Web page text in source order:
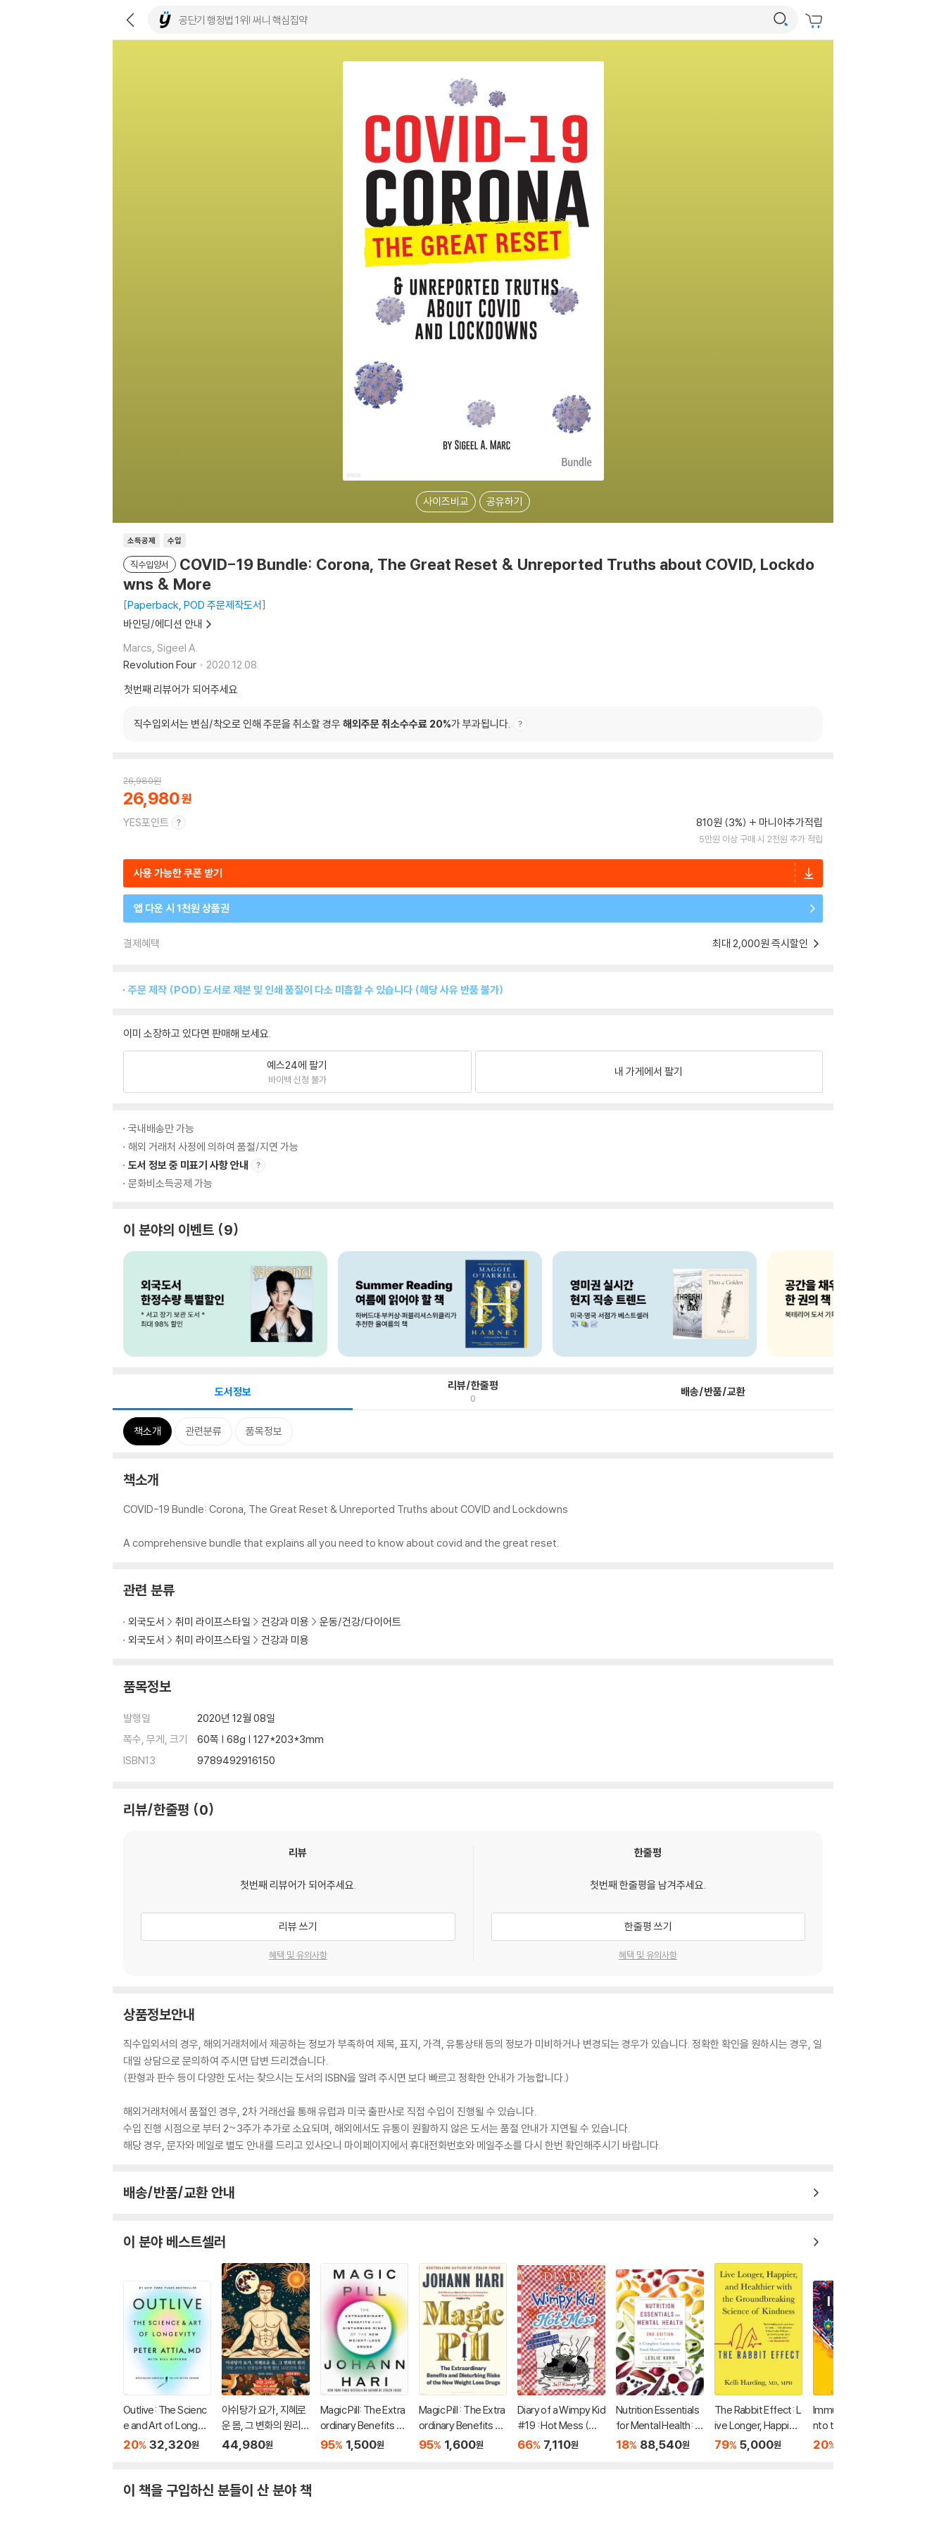
사이즈비교 공유하기
소득공제 수입
직수입양서
COVID-19 Bundle: Corona, The Great Reset & Unreported Truths about COVID, Lockdo
wns & More
Paperback, POD 주문제작도서
바인딩/에디션 안내
Marcs, Sigeel A.
Revolution Four
2020.12.08.
첫번째 리뷰어가 되어주세요
직수입외서는 변심/착오로 인해 주문을 취소할 경우 해외주문 취소수수료 20%가 부과됩니다.
26,980원
26,980
YES포인트 810원 (3%) 마니아추가적립
5만원 이상 구매 시 2천원 추가 적립
사용 가능한 쿠폰 받기
앱 다운 시 1천원 상품권
결제혜택 최대 2,000원 즉시할인
주문 제작 (POD) 도서로 제본 및 인쇄 품질이 다소 미흡할 수 있습니다 (해당 사유 반품 불가)
이미 소장하고 있다면 판매해 보세요.
예스24에 팔기
바이백 신청 불가
내 가게에서 팔기
국내배송만 가능
해외 거래처 사정에 의하여 품절/지연 가능
도서 정보 중 미표기 사항 안내
문화비소득공제 가능
이 분야의 이벤트 9
도서정보 리뷰/한줄평
0 배송/반품/교환
책소개 관련분류 품목정보
책소개
COVID-19 Bundle: Corona, The Great Reset & Unreported Truths about COVID and Lockdowns
A comprehensive bundle that explains all you need to know about covid and the great reset.
관련 분류
외국도서 취미 라이프스타일 건강과 미용
운동/건강/다이어트
외국도서
취미 라이프스타일 건강과 미용
품목정보
발행일
2020년 12월 08일
쪽수, 무게, 크기
60쪽 | 68g | 127*203*3mm
ISBN13
9789492916150
리뷰/한줄평 0
리뷰
첫번째 리뷰어가 되어주세요.
리뷰 쓰기
혜택 및 유의사항
한줄평
첫번째 한줄평을 남겨주세요.
한줄평 쓰기
혜택 및 유의사항
상품정보안내
직수입외서의 경우, 해외거래처에서 제공하는 정보가 부족하여 제목, 표지, 가격, 유통상태 등의 정보가 미비하거나 변경되는 경우가 있습니다. 정확한 확인을 원하시는 경우, 일
대일 상담으로 문의하여 주시면 답변 드리겠습니다.
(판형과 판수 등이 다양한 도서는 찾으시는 도서의 ISBN을 알려 주시면 보다 빠르고 정확한 안내가 가능합니다.)
해외거래처에서 품절인 경우, 2차 거래선을 통해 유럽과 미국 출판사로 직접 수입이 진행될 수 있습니다.
수입 진행 시점으로 부터 2~3주가 추가로 소요되며, 해외에서도 유통이 원활하지 않은 도서는 품절 안내가 지연될 수 있습니다.
해당 경우, 문자와 메일로 별도 안내를 드리고 있사오니 마이페이지에서 휴대전화번호와 메일주소를 다시 한번 확인해주시기 바랍니다.
배송/반품/교환 안내
이 분야 베스트셀러
Outlive: The Scienc
e and Art of Longevi
ty
20% 32,320원
아쉬탕가 요가, 지혜로
운 몸, 그 변화의 원리:
&#49
44,980원
Magic Pill: The Extra
ordinary Benefits an
d Disturbing Risks o
95% 1,500원
Magic Pill : The Extra
ordinary Benefits an
d Disturbing Risks o
95% 1,600원
Diary of a Wimpy Kid
#19 : Hot Mess (미
국판)
66% 7,110원
Nutrition Essentials
for Mental Health: A
Complete Guide to
18% 88,540원
The Rabbit Effect: L
ive Longer, Happier,
and Healthier with t
79% 5,000원
Immune: A Journey I
nto the Mysterious
System That Keeps
20%
이 책을 구입하신 분들이 산 분야 책